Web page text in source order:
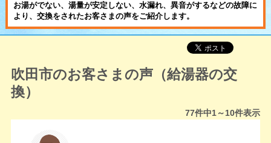
お湯がでない、湯量が安定しない、水漏れ、異音がするなどの故障に
より、交換をされたお客さまの声をご紹介します。
吹田市のお客さまの声（給湯器の交
換）
77件中1～10件表示